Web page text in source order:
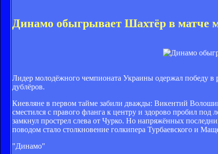
Динамо обыгрывает Шахтёр в матче
Лидер молодёжного чемпионата Украины одержал победу
дублёров.
Киевляне в первом тайме забили дважды: Викентий
сместился с правого фланга к центру и здорово пробил
замкнул прострел слева от Чурко. Но напряжённых
поводом стало столкновение голкипера Турбаевского и
"Динамо"